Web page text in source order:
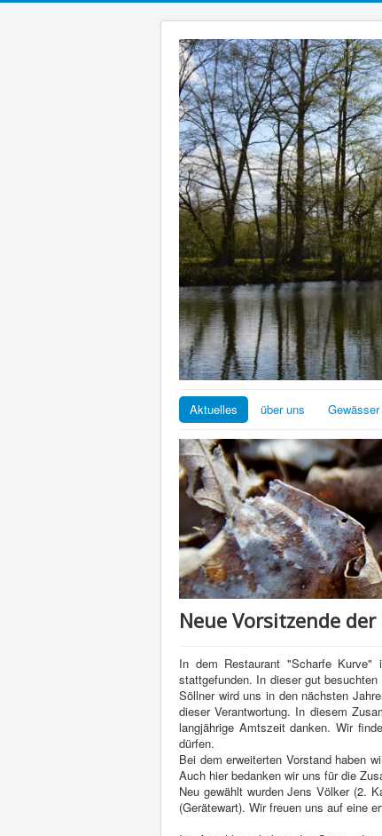
Aktuelles über uns Gewässer
Neue Vorsitzende
In dem Restaurant "Scharfe Kurve"
stattgefunden. In dieser gut
Söllner wird uns in den nächsten
dieser Verantwortung. In diesem
langjährige Amtszeit danken. Wir
dürfen.
Bei dem erweiterten Vorstand haben
Auch hier bedanken wir uns für die
Neu gewählt wurden Jens Völker (2.
(Gerätewart). Wir freuen uns auf eine